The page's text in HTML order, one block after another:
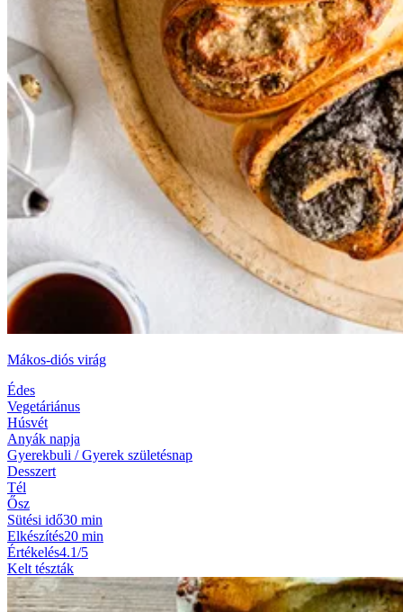
Mákos-diós virág
Édes
Vegetáriánus
Húsvét
Anyák napja
Gyerekbuli / Gyerek születésnap
Desszert
Tél
Ősz
Sütési idő30 min
Elkészítés20 min
Értékelés4.1/5
Kelt tészták